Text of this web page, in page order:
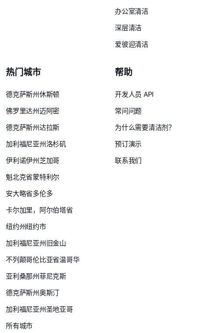
办公室清洁
深层清洁
爱彼迎清洁
热门城市
德克萨斯州休斯顿
佛罗里达州迈阿密
德克萨斯州达拉斯
加利福尼亚州洛杉矶
伊利诺伊州芝加哥
魁北克省蒙特利尔
安大略省多伦多
卡尔加里，阿尔伯塔省
纽约州纽约市
加利福尼亚州旧金山
不列颠哥伦比亚省温哥华
亚利桑那州菲尼克斯
德克萨斯州奥斯汀
加利福尼亚州圣地亚哥
所有城市
帮助
开发人员 API
常问问题
为什么需要清洁剂？
预订演示
联系我们